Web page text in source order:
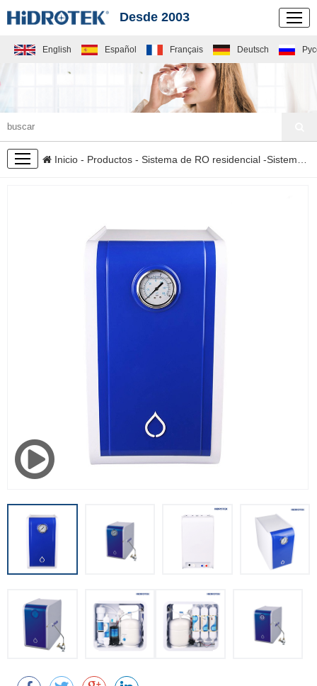
Desde 2003
English Español Français Deutsch
PRODUCTOS
Inicio - Productos - Sistema de RO residencial -Sistema RO Compacto